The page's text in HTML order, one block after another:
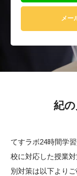
メー
紀
てすラボ24時間学
校に対応した授業
別対策は以下よりご